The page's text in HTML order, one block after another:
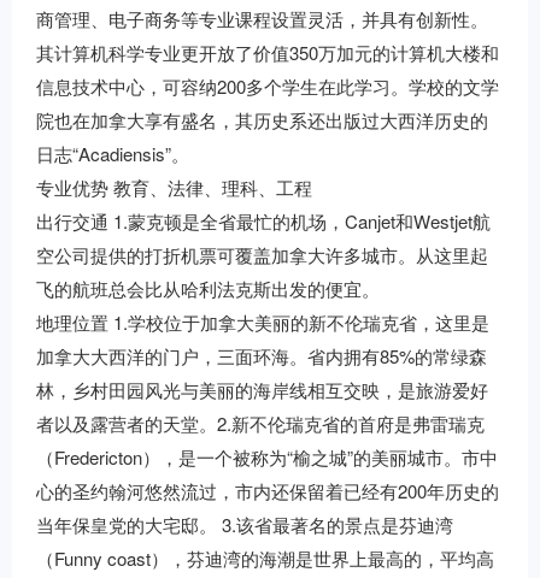
商管理、电子商务等专业课程设置灵活，并具有创新性。
其计算机科学专业更开放了价值350万加元的计算机大楼和
信息技术中心，可容纳200多个学生在此学习。学校的文学
院也在加拿大享有盛名，其历史系还出版过大西洋历史的
日志“Acadiensis”。
专业优势 教育、法律、理科、工程
出行交通 1.蒙克顿是全省最忙的机场，Canjet和Westjet航
空公司提供的打折机票可覆盖加拿大许多城市。从这里起
飞的航班总会比从哈利法克斯出发的便宜。
地理位置 1.学校位于加拿大美丽的新不伦瑞克省，这里是
加拿大大西洋的门户，三面环海。省内拥有85%的常绿森
林，乡村田园风光与美丽的海岸线相互交映，是旅游爱好
者以及露营者的天堂。2.新不伦瑞克省的首府是弗雷瑞克
（Fredericton），是一个被称为“榆之城”的美丽城市。市中
心的圣约翰河悠然流过，市内还保留着已经有200年历史的
当年保皇党的大宅邸。 3.该省最著名的景点是芬迪湾
（Funny coast），芬迪湾的海潮是世界上最高的，平均高